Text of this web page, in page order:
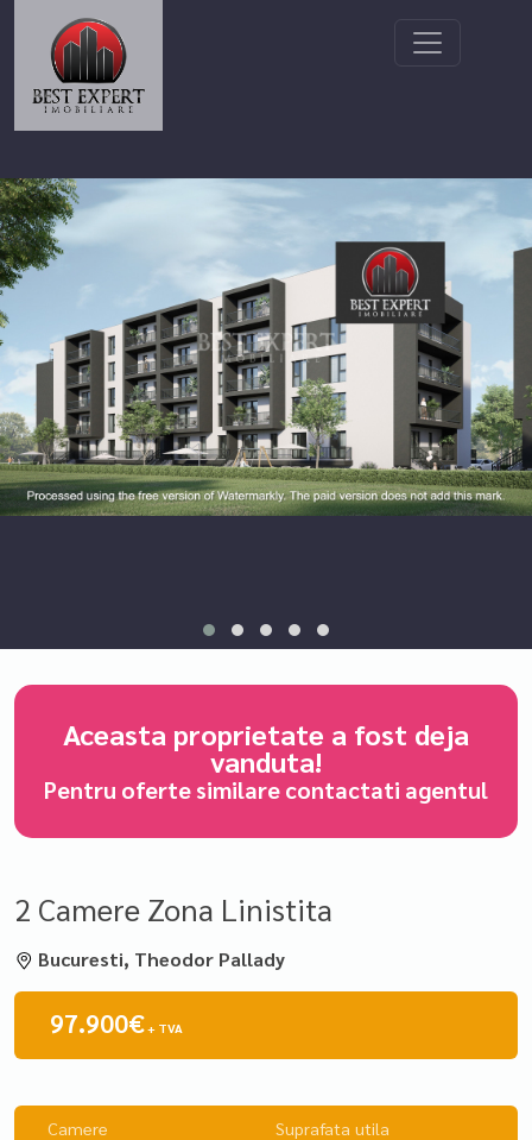
Aceasta proprietate a fost deja
vanduta!
Pentru oferte similare contactati agentul
2 Camere Zona Linistita
Bucuresti, Theodor Pallady
97.900€+ TVA
Camere Suprafata utila